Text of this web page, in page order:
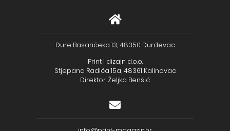
Đure Basaričeka 13, 48350 Đurđevac
Print i dizajn d.o.o.
Stjepana Radića 15a, 48361 Kalinovac
Direktor: Željka Benšić